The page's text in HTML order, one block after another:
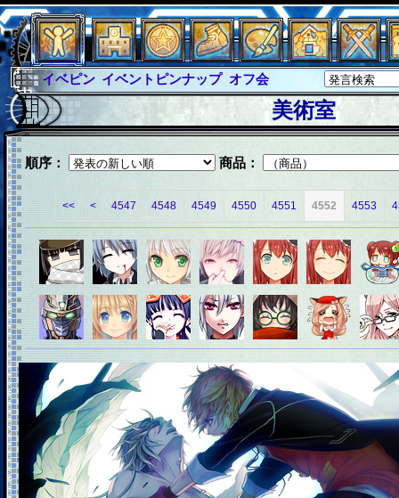
イベピン イベントピンナップ オフ会
グラシャ
グラシャ・ラボラス
グローバルジャスティス サイキックハーツ
サイキックハーツ大戦 シュラウド
ソロモン
ファイナル
アブソーバー
美術室
順序： 商品：
<< < 4547 4548 4549 4550 4551 4552 4553